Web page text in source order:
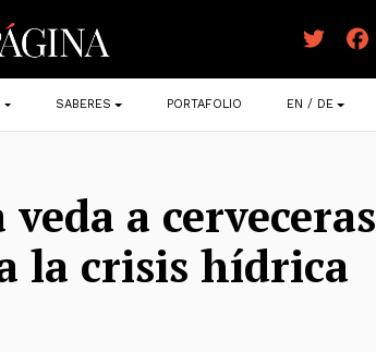
SABERES PORTAFOLIO EN / DE
a cerveceras
la crisis hídrica